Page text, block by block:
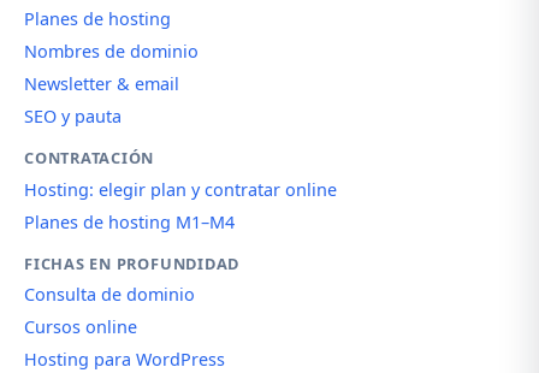
Planes de hosting
Nombres de dominio
Newsletter & email
SEO y pauta
CONTRATACIÓN
Hosting: elegir plan y contratar online
Planes de hosting M1–M4
FICHAS EN PROFUNDIDAD
Consulta de dominio
Cursos online
Hosting para WordPress